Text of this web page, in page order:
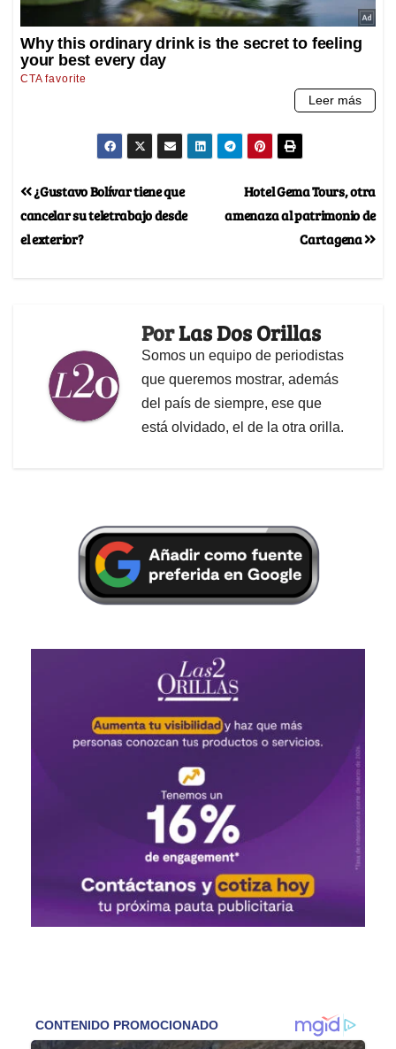
Hotel Gema Tours, otra
amenaza al patrimonio de
Cartagena
¿Gustavo Bolívar tiene que
cancelar su teletrabajo desde
el exterior?
PorLas Dos Orillas
Somos un equipo de periodistas
que queremos mostrar, además
del país de siempre, ese que
está olvidado, el de la otra orilla.